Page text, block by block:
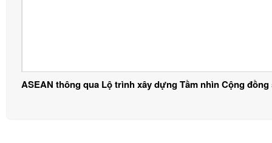
ASEAN thông qua Lộ trình xây dựng Tầm nhìn Cộng đồng